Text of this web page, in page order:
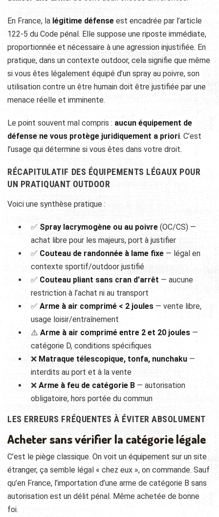
En France, la légitime défense est encadrée par l’article
122-5 du Code pénal. Elle suppose une riposte immédiate,
proportionnée et nécessaire à une agression injustifiée. En
pratique, dans un contexte outdoor, cela signifie que même
si vous êtes légalement équipé d’un spray au poivre, son
utilisation contre un être humain doit être justifiée par une
menace réelle et imminente.
Le point souvent mal compris : aucun équipement de
défense ne vous protège juridiquement a priori. C’est
l’usage qui détermine si vous êtes dans votre droit.
RÉCAPITULATIF DES ÉQUIPEMENTS LÉGAUX POUR
UN PRATIQUANT OUTDOOR
Voici une synthèse pratique :
✅ Spray lacrymogène ou au poivre (OC/CS) —
achat libre pour les majeurs, port à justifier
✅ Couteau de randonnée à lame fixe — légal en
contexte sportif/outdoor justifié
✅ Couteau pliant sans cran d’arrêt — aucune
restriction à l’achat ni au transport
✅ Arme à air comprimé < 2 joules — vente libre,
usage loisir/entraînement
⚠️ Arme à air comprimé entre 2 et 20 joules —
catégorie D, conditions spécifiques
❌ Matraque télescopique, tonfa, nunchaku —
interdits au port et à la vente
❌ Arme à feu de catégorie B — autorisation
obligatoire, hors portée du commun
LES ERREURS FRÉQUENTES À ÉVITER ABSOLUMENT
Acheter sans vérifier la catégorie légale
C’est le piège classique. On voit un équipement sur un site
étranger, ça semble légal « chez eux », on commande. Sauf
qu’en France, l’importation d’une arme de catégorie B sans
autorisation est un délit pénal. Même achetée de bonne
foi.